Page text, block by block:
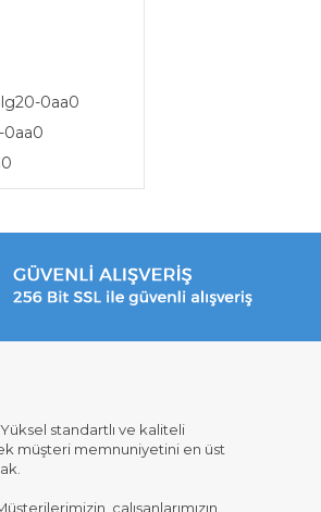
0aa0
0aa0
standartlı ve kaliteli
müşteri memnuniyetini en üst
çalışanlarımızın